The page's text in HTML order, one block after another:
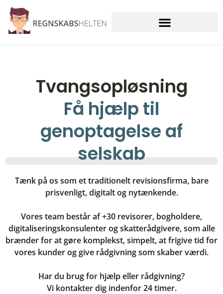
Skip
content
Tvangsopløsning
Få hjælp til
genoptagelse af
selskab
Tænk på os som et traditionelt revisionsfirma, bare
prisvenligt, digitalt og nytænkende.
Vores team består af +30 revisorer, bogholdere,
digitaliseringskonsulenter og skatterådgivere, som alle
brænder for at gøre komplekst, simpelt, at frigive tid for
vores kunder og give rådgivning som skaber værdi.
Har du brug for hjælp eller rådgivning?
Vi kontakter dig indenfor 24 timer.